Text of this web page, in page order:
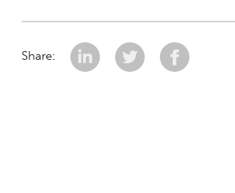
Share: